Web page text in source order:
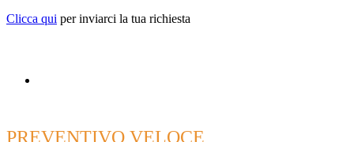
Clicca qui per inviarci la tua richiesta
PREVENTIVO VELOCE